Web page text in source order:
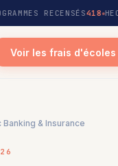
RECENSÉS418
Voir les frais d'écoles
Banking & Insurance